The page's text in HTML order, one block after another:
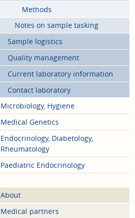
Methods
Notes on sample tasking
Sample logistics
Quality management
Current laboratory information
Contact laboratory
Microbiology, Hygiene
Medical Genetics
Endocrinology, Diabetology,
Rheumatology
Paediatric Endocrinology
About
Medical partners